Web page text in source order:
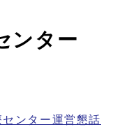
ンター
ンター運営懇話